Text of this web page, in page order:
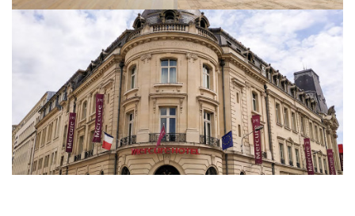
En savoir +